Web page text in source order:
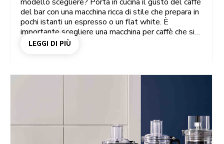
del bar con una macchina ricca di stile che prepara in
pochi istanti un espresso o un flat white. È
importante scegliere una macchina per caffè che si
adatti al tuo gusto e ai tuoi spazi, offrendoti tutta
LEGGI DI PIÙ